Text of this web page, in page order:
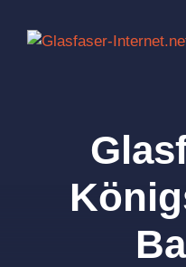
Inhalt